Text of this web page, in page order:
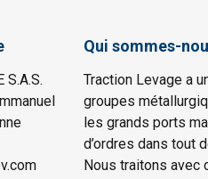
S.A.S.
Qui sommes-
Traction Levage a
groupes
les grands ports
d’ordres dans tout
Nous traitons avec